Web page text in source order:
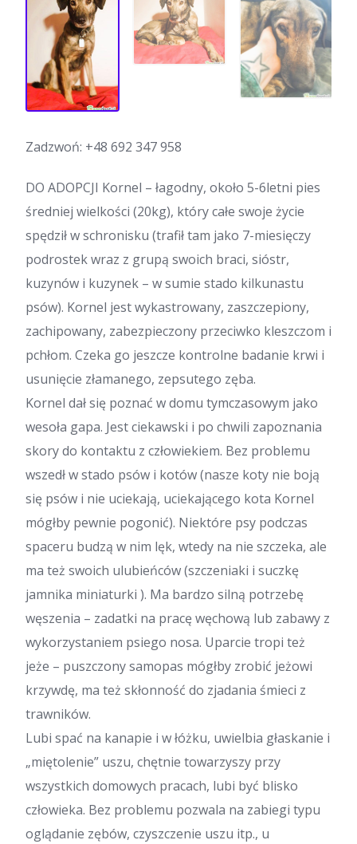
Zadzwoń: +48 692 347 958
DO ADOPCJI Kornel – łagodny, około 5-6letni pies
średniej wielkości (20kg), który całe swoje życie
spędził w schronisku (trafił tam jako 7-miesięczy
podrostek wraz z grupą swoich braci, sióstr,
kuzynów i kuzynek – w sumie stado kilkunastu
psów). Kornel jest wykastrowany, zaszczepiony,
zachipowany, zabezpieczony przeciwko kleszczom i
pchłom. Czeka go jeszcze kontrolne badanie krwi i
usunięcie złamanego, zepsutego zęba.
Kornel dał się poznać w domu tymczasowym jako
wesoła gapa. Jest ciekawski i po chwili zapoznania
skory do kontaktu z człowiekiem. Bez problemu
wszedł w stado psów i kotów (nasze koty nie boją
się psów i nie uciekają, uciekającego kota Kornel
mógłby pewnie pogonić). Niektóre psy podczas
spaceru budzą w nim lęk, wtedy na nie szczeka, ale
ma też swoich ulubieńców (szczeniaki i suczkę
jamnika miniaturki ). Ma bardzo silną potrzebę
węszenia – zadatki na pracę węchową lub zabawy z
wykorzystaniem psiego nosa. Uparcie tropi też
jeże – puszczony samopas mógłby zrobić jeżowi
krzywdę, ma też skłonność do zjadania śmieci z
trawników.
Lubi spać na kanapie i w łóżku, uwielbia głaskanie i
„miętolenie” uszu, chętnie towarzyszy przy
wszystkich domowych pracach, lubi być blisko
człowieka. Bez problemu pozwala na zabiegi typu
oglądanie zębów, czyszczenie uszu itp., u